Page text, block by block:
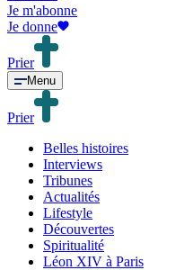
Je m'abonne
Je donne
Prier
Menu
Prier
Belles histoires
Interviews
Tribunes
Actualités
Lifestyle
Découvertes
Spiritualité
Léon XIV à Paris